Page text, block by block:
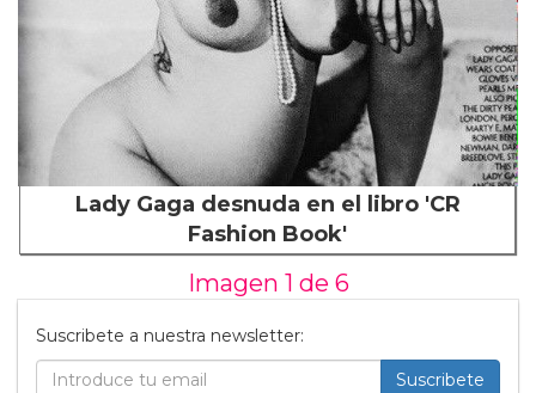
Lady Gaga desnuda en el libro 'CR
Fashion Book'
Imagen 1 de 6
Suscribete a nuestra newsletter:
Suscribete